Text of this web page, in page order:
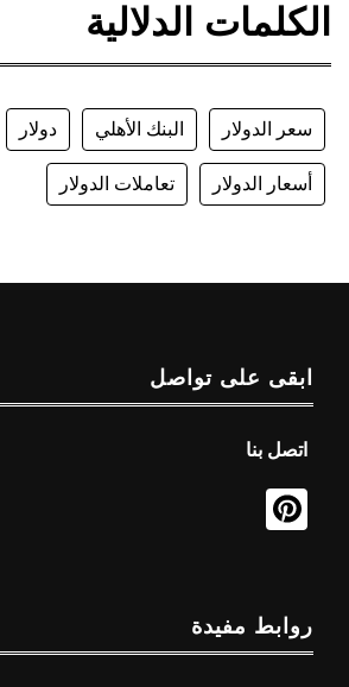
الكلمات الدلالية
سعر الدولار البنك الأهلي دولار
أسعار الدولار تعاملات الدولار
ابقى على تواصل
اتصل بنا
روابط مفيدة